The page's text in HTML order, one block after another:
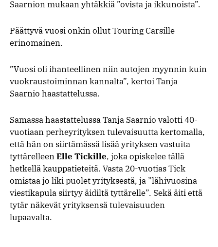
Saarnion mukaan yhtäkkiä ”ovista ja ikkunoista”.
Päättyvä vuosi onkin ollut Touring Carsille
erinomainen.
”Vuosi oli ihanteellinen niin autojen myynnin kuin
vuokraustoiminnan kannalta”, kertoi Tanja
Saarnio haastattelussa.
Samassa haastattelussa Tanja Saarnio valotti 40-
vuotiaan perheyrityksen tulevaisuutta kertomalla,
että hän on siirtämässä lisää yrityksen vastuita
tyttärelleenElle Tickille, joka opiskelee tällä
hetkellä kauppatieteitä. Vasta 20-vuotias Tick
omistaa jo liki puolet yrityksestä, ja ”lähivuosina
viestikapula siirtyy äidiltä tyttärelle”. Sekä äiti että
tytär näkevät yrityksensä tulevaisuuden
lupaavalta.